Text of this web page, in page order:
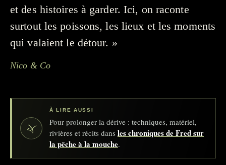
et des histoires à garder. Ici, on raconte
surtout les poissons, les lieux et les moments
qui valaient le détour. »
Nico & Co
À LIRE AUSSI
Pour prolonger la dérive : techniques, matériel,
rivières et récits dans les chroniques de Fred sur
la pêche à la mouche.